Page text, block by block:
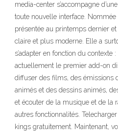
media-center s’accompagne
toute nouvelle interface.
présentée au printemps dernier
claire et plus moderne. Elle a
s’adapter en fonction du contexte
actuellement le premier add-on
diffuser des films, des émissions
animés et des dessins animés,
et écouter de la musique et de la
autres fonctionnalités.
kings gratuitement. Maintenant,